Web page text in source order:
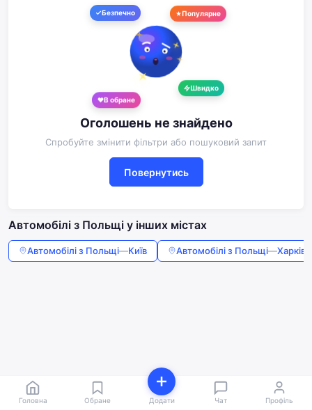
Безпечно Популярне
Швидко
В обране
Оголошень не знайдено
Спробуйте змінити фільтри або пошуковий запит
Повернутись
Автомобілі з Польщі у інших містах
Автомобілі з Польщі—Київ Автомобілі з Польщі—Харків
Головна Обране Додати Чат Профіль